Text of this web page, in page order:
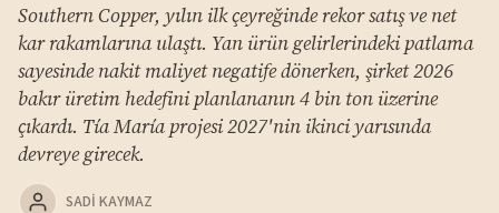
Southern Copper, yılın ilk çeyreğinde rekor satış ve net
kar rakamlarına ulaştı. Yan ürün gelirlerindeki patlama
sayesinde nakit maliyet negatife dönerken, şirket 2026
bakır üretim hedefini planlananın 4 bin ton üzerine
çıkardı. Tía María projesi 2027'nin ikinci yarısında
devreye girecek.
SADI KAYMAZ